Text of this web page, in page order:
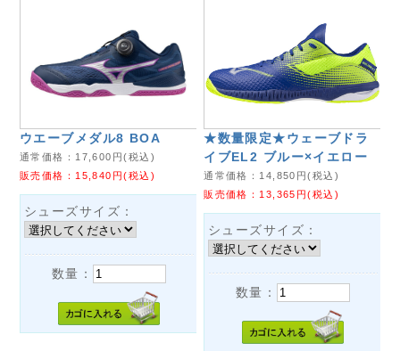
ウエーブメダル8 BOA
通常価格： 17,600 円(税込)
販売価格： 15,840 円(税込)
シューズサイズ：
数量：
★数量限定★ウェーブドラ
イブEL2 ブルー×イエロー
通常価格： 14,850 円(税込)
販売価格： 13,365 円(税込)
シューズサイズ：
数量：